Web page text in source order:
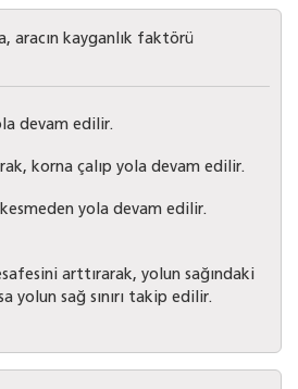
aracın kayganlık faktörü
devam edilir.
korna çalıp yola devam edilir.
kesmeden yola devam edilir.
arttırarak, yolun sağındaki
yolun sağ sınırı takip edilir.